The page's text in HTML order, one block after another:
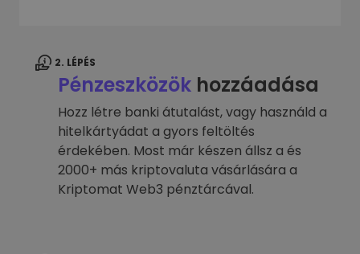
2. LÉPÉS
Pénzeszközök hozzáadása
Hozz létre banki átutalást, vagy használd a
hitelkártyádat a gyors feltöltés
érdekében. Most már készen állsz a és
2000+ más kriptovaluta vásárlására a
Kriptomat Web3 pénztárcával.